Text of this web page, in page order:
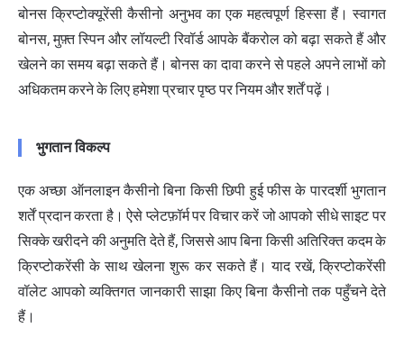
बोनस क्रिप्टोक्यूरेंसी कैसीनो अनुभव का एक महत्वपूर्ण हिस्सा हैं। स्वागत
बोनस, मुफ़्त स्पिन और लॉयल्टी रिवॉर्ड आपके बैंकरोल को बढ़ा सकते हैं और
खेलने का समय बढ़ा सकते हैं। बोनस का दावा करने से पहले अपने लाभों को
अधिकतम करने के लिए हमेशा प्रचार पृष्ठ पर नियम और शर्तें पढ़ें।
भुगतान विकल्प
एक अच्छा ऑनलाइन कैसीनो बिना किसी छिपी हुई फीस के पारदर्शी भुगतान
शर्तें प्रदान करता है। ऐसे प्लेटफ़ॉर्म पर विचार करें जो आपको सीधे साइट पर
सिक्के खरीदने की अनुमति देते हैं, जिससे आप बिना किसी अतिरिक्त कदम के
क्रिप्टोकरेंसी के साथ खेलना शुरू कर सकते हैं। याद रखें, क्रिप्टोकरेंसी
वॉलेट आपको व्यक्तिगत जानकारी साझा किए बिना कैसीनो तक पहुँचने देते
हैं।